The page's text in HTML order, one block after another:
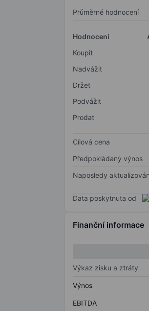
Průměrné hodnocení
Hodnocení
Koupit
Nadvážit
Držet
Podvážit
Prodat
Cílová cena
Předpokládaný výnos
Naposledy
Data poskytnuta od
Finanční informace
Výkaz zisku a ztráty
Výnos
EBITDA